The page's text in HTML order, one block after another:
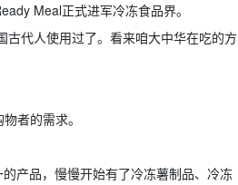
Meal正式进军冷冻食品界。
古代人使用过了。看来咱大中华在吃的方
者的需求。
产品，慢慢开始有了冷冻薯制品、冷冻